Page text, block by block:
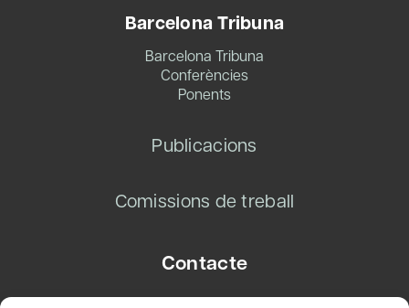
Barcelona Tribuna
Barcelona Tribuna
Conferències
Ponents
Publicacions
Comissions de treball
Contacte